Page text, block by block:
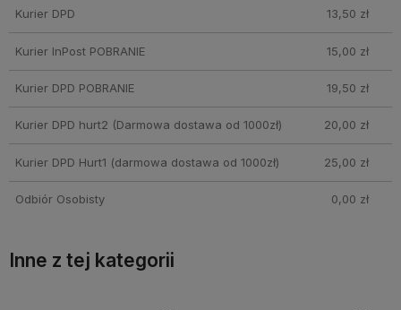
Kurier DPD 13,50 zł
Kurier InPost POBRANIE 15,00 zł
Kurier DPD POBRANIE 19,50 zł
Kurier DPD hurt2 (Darmowa dostawa od 1000zł) 20,00 zł
Kurier DPD Hurt1 (darmowa dostawa od 1000zł) 25,00 zł
Odbiór Osobisty 0,00 zł
Inne z tej kategorii